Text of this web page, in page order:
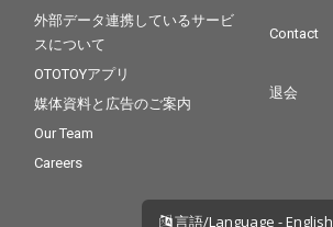
外部データ連携しているサービ
スについて
OTOTOYアプリ
媒体資料と広告のご案内
Our Team
Careers
Contact
退会
言語/Language - English